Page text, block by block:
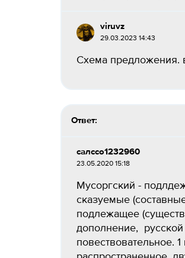
viruvz
29.03.2023 14:43
Схема предложения.
Ответ:
салссо1232960
23.05.2020 15:18
Мусоргский -
сказуемые
подлежащее
дополнение,
повествовательное.